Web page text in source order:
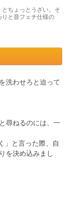
ちょっとうざい。そ
と音フェチ仕様の
洗わせろと迫って
尋ねるのには、一
」と言った際、自
を決め込みまし